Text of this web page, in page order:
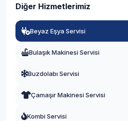
Çekmeköy
Esenler
Diğer Hizmetlerimiz
Beyaz Eşya Servisi
Bulaşık Makinesi Servisi
Buzdolabı Servisi
Çamaşır Makinesi Servisi
Kombi Servisi